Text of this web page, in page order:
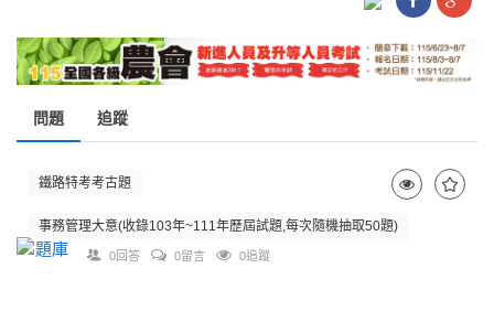
問題 追蹤
鐵路特考考古題
事務管理大意(收錄103年~111年歷屆試題,每次隨機抽取50題)
0回答 0留言 0追蹤